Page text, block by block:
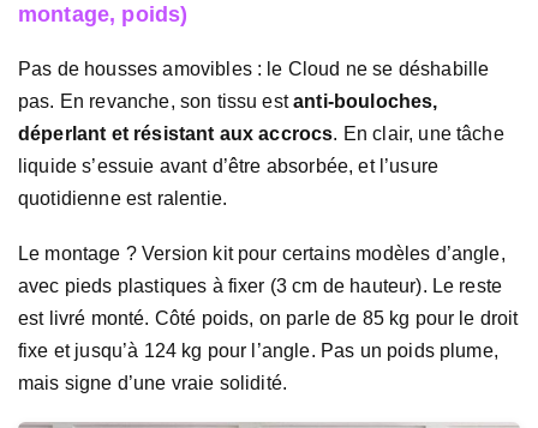
montage, poids)
Pas de housses amovibles : le Cloud ne se déshabille
pas. En revanche, son tissu estanti-bouloches,
déperlant et résistant aux accrocs. En clair, une tâche
liquide s’essuie avant d’être absorbée, et l’usure
quotidienne est ralentie.
Le montage ? Version kit pour certains modèles d’angle,
avec pieds plastiques à fixer (3 cm de hauteur). Le reste
est livré monté. Côté poids, on parle de 85 kg pour le droit
fixe et jusqu’à 124 kg pour l’angle. Pas un poids plume,
mais signe d’une vraie solidité.